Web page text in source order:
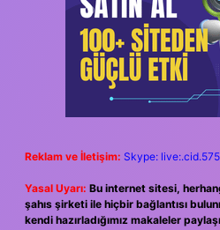
Reklam ve İletişim: Skype:
Yasal Uyarı: Bu internet sitesi,
şahıs şirketi ile hiçbir bağlantısı
kendi hazırladığımız makaleler